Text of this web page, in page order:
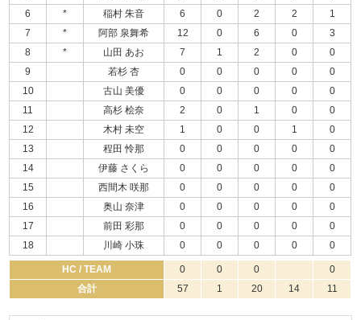
6
* 稲村 朱音 6 0 2 2
1
7
* 阿部 泉舞希 12 0 6 0
3
8
* 山田 あお 7 1 2 0
0
9
若杉 杏 0 0 0 0
0
10
古山 美優 0 0 0 0
0
11
高杉 桧奈 2 0 1 0
0
12
木村 未空 1 0 0 1
0
13
程田 怜那 0 0 0 0
0
14
伊藤 さくら 0 0 0 0
0
15
西間木 咲那 0 0 0 0
0
16
奥山 奈津 0 0 0 0
0
17
前田 彩那 0 0 0 0
0
18
川崎 小珠 0 0 0 0 0
HC / TEAM 0 0 0
0
合計
57 1 20 14 11